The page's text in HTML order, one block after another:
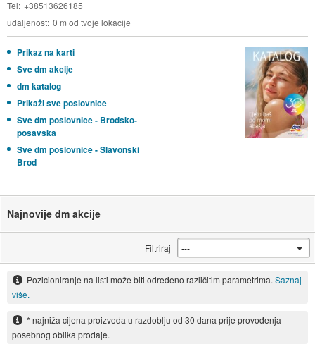
Tel +38513626185
udaljenost 0 m od tvoje lokacije
Prikaz na karti
Sve dm akcije
dm katalog
Prikaži sve poslovnice
Sve dm poslovnice - Brodsko-
posavska
Sve dm poslovnice - Slavonski
Brod
Najnovije dm akcije
Filtriraj
Pozicioniranje na listi može biti određeno različitim parametrima. Saznaj
više.
* najniža cijena proizvoda u razdoblju od 30 dana prije provođenja
posebnog oblika prodaje.